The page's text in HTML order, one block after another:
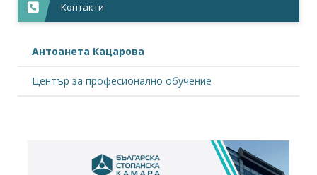
Контакти
Антоанета Кацарова
Център за професионално обучение